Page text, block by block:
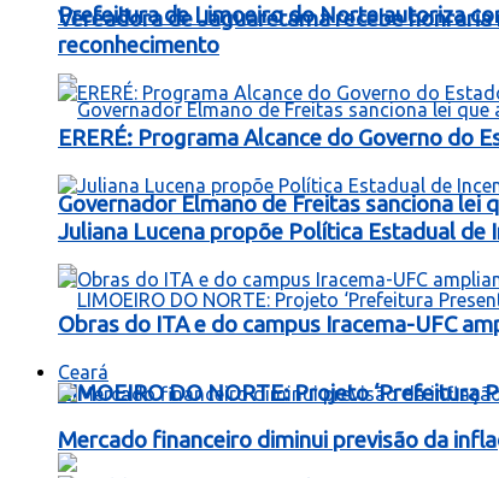
Prefeitura de Limoeiro do Norte autoriza
Governador Elmano de Freitas sanciona lei
LIMOEIRO DO NORTE: Projeto ‘Prefeitura
Vereadora de Jaguaretama recebe
reconhecimento
ERERÉ: Programa Alcance do Governo do
Juliana Lucena propõe Política Estadual de
Obras do ITA e do campus Iracema-UFC
Ceará
Mercado financeiro diminui previsão da